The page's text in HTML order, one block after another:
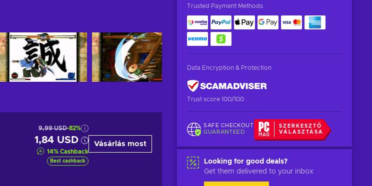
Trusted Payment Methods
Data Encryption & Protection
Trust score 100/100
SAFE CHECKOUT
GUARANTEED
SZERKESZTŐ
VÁLASZTÁSA
Looking for good deals?
Get them delivered to your inbox
9,99 USD-82%
1,84 USD
14% Cashback
Best cashback
Vásárlás most